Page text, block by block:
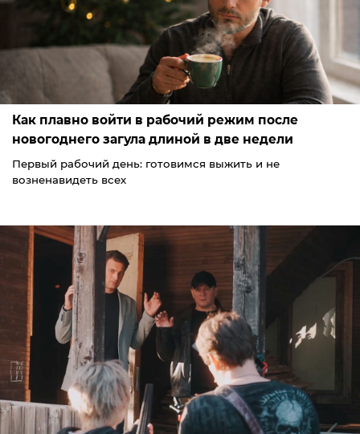
Как плавно войти в рабочий режим после
новогоднего загула длиной в две недели
Первый рабочий день: готовимся выжить и не
возненавидеть всех